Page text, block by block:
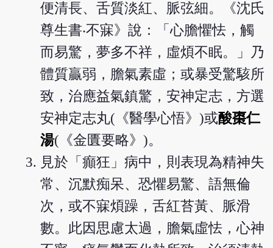
便清長、舌質淡紅、脈弦細。《沈氏
尊生書‧不寐》說：「心膽懼怯，觸
而易驚，夢多不祥，虛煩不眠。」乃
體質贏弱，膽氣素虛；或暴受驚駭所
致，治應益氣鎮驚，安神定志，方選
安神定志丸(《醫學心悟》)或酸棗仁
湯(《金匱要略》)。
見於「癲狂」病中，則表現為精神失
常、沉默痴呆、恐懼易驚、語無倫
次，或不寐煩躁，舌紅苔黃、脈滑
數。此因思慮太過，膽氣虛怯，心神